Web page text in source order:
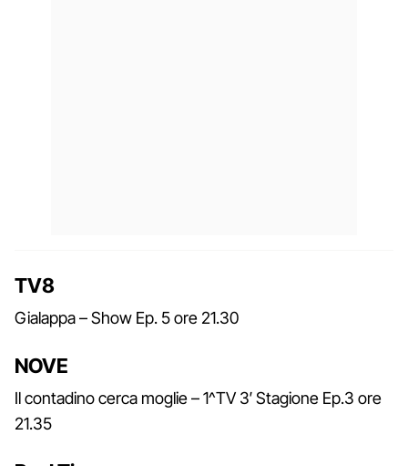
TV8
Gialappa – Show Ep. 5 ore 21.30
NOVE
Il contadino cerca moglie – 1^TV 3′ Stagione Ep.3 ore
21.35